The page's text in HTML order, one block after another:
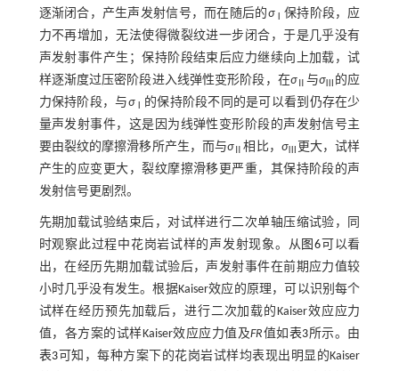
逐渐闭合，产生声发射信号，而在随后的σⅠ 保持阶段，应
力不再增加，无法使得微裂纹进一步闭合，于是几乎没有
声发射事件产生；保持阶段结束后应力继续向上加载，试
样逐渐度过压密阶段进入线弹性变形阶段，在σⅡ 与σ
的应
力保持阶段，与σⅠ
的保持阶段不同的是可以看到仍存在少
量声发射事件，这是因为线弹性变形阶段的声发射信号主
要由裂纹的摩擦滑移所产生，而与σ Ⅱ相比， σⅢ
更大，试样
产生的应变更大，裂纹摩擦滑移更严重，其保持阶段的声
发射信号更剧烈。
先期加载试验结束后，对试样进行二次单轴压缩试验，同
时观察此过程中花岗岩试样的声发射现象。从图6 可以看
出，在经历先期加载试验后，声发射事件在前期应力值较
小时几乎没有发生。根据Kaiser效应的原理，可以识别每个
试样在经历预先加载后，进行二次加载的Kaiser效应应力
值，各方案的试样Kaiser效应应力值及FR值如 表3所示。由
表3 可知，每种方案下的花岗岩试样均表现出明显的Kaiser